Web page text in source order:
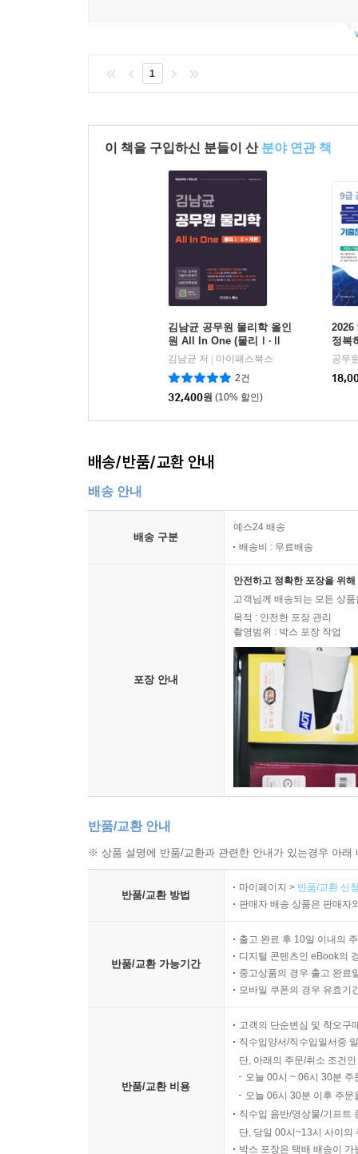
1
이 책을 구입하신 분들이 산 분야 연관 책
김남균 공무원 물리학 올인
원 All In One (물리Ⅰ·Ⅱ
+개론)
김남균 저
마이패스북스
2건
32,400원 (10% 할인)
2026
정복
공무
배송/반품/교환 안내
배송 안내
배송 구분
예스24 배송
배송비 : 무료배송
포장 안내
안전하고 정확한 포장을 위
고객님께 배송되는 모든 상
목적 : 안전한 포장 관리
촬영범위 : 박스 포장 작업
반품/교환 안내
※ 상품 설명에 반품/교환과 관련한 안내가 있는경우 아
반품/교환 방법
마이페이지 > 반품/교환 신
판매자 배송 상품은 판매자
반품/교환 가능기간
출고 완료 후 10일 이내의
디지털 콘텐츠인 eBook의
중고상품의 경우 출고 완료
모바일 쿠폰의 경우 유효기
반품/교환 비용
고객의 단순변심 및 착오구
직수입양서/직수입일서중
단, 아래의 주문/취소 조건
오늘 00시 ~ 06시 30분
오늘 06시 30분 이후 주
직수입 음반/영상물/기프트
단, 당일 00시~13시 사이의
박스 포장은 택배 배송이